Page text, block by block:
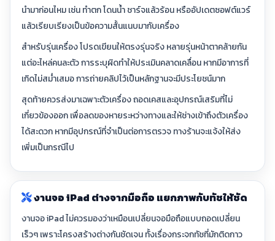
นำมาก่อนไหม เช่น ทำตก โดนน้ำ ชาร์จแล้วร้อน หรืออัปเดตซอฟต์แวร์
แล้วเรียบเรียงเป็นข้อความสั้นแนบมากับเครื่อง
สำหรับรุ่นเครื่อง โปรดเขียนให้ตรงรุ่นจริง หลายรุ่นหน้าตาคล้ายกัน
แต่อะไหล่คนละตัว การระบุผิดทำให้ประเมินคลาดเคลื่อน หากมีอาการที่
เกิดไม่สม่ำเสมอ การถ่ายคลิปไว้เป็นหลักฐานจะมีประโยชน์มาก
สุดท้ายควรส่งมาเฉพาะตัวเครื่อง ถอดเคสและอุปกรณ์เสริมที่ไม่
เกี่ยวข้องออก เพื่อลดของหายระหว่างทางและให้ช่างเข้าถึงตัวเครื่อง
ได้สะดวก หากมีอุปกรณ์ที่จำเป็นต่อการตรวจ ทางร้านจะแจ้งให้ส่ง
เพิ่มเป็นกรณีไป
งานจอ iPad ต่างจากมือถือ แยกภาพกับทัชให้ชัด
งานจอ iPad ไม่ควรมองว่าเหมือนเปลี่ยนจอมือถือแบบถอดเปลี่ยน
เร็วๆ เพราะโครงสร้างต่างกันชัดเจน ทั้งเรื่องกระจกทัชที่มักติดกาว